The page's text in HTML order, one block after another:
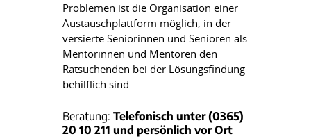
Problemen ist die Organisation einer
Austauschplattform möglich, in der
versierte Seniorinnen und Senioren als
Mentorinnen und Mentoren den
Ratsuchenden bei der Lösungsfindung
behilflich sind.
Beratung: Telefonisch unter (0365)
20 10 211 und persönlich vor Ort